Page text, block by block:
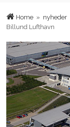
Home » nyheder
Billund Lufthavn